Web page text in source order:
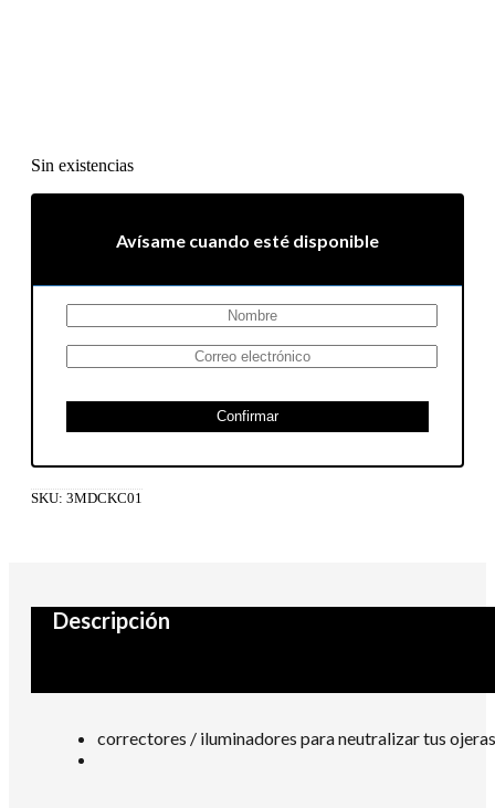
Sin existencias
Avísame cuando esté disponible
Confirmar
SKU: 3MDCKC01
Descripción
correctores / iluminadores para neutralizar tus